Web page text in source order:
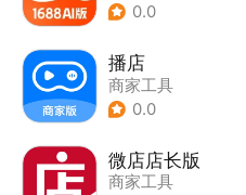
0.0
播店
商家工具
0.0
微店店长版
商家工具